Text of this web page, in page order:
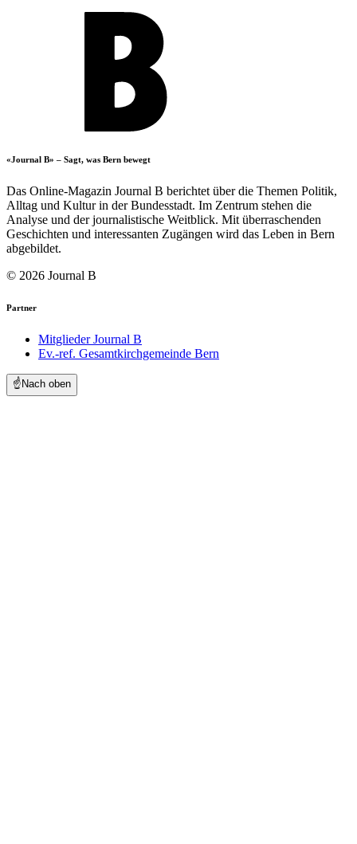
«Journal B» – Sagt, was Bern bewegt
Das Online-Magazin Journal B berichtet über die Themen Politik,
Alltag und Kultur in der Bundesstadt. Im Zentrum stehen die
Analyse und der journalistische Weitblick. Mit überraschenden
Geschichten und interessanten Zugängen wird das Leben in Bern
abgebildet.
© 2026 Journal B
Partner
Mitglieder Journal B
Ev.-ref. Gesamtkirchgemeinde Bern
☝️ Nach oben